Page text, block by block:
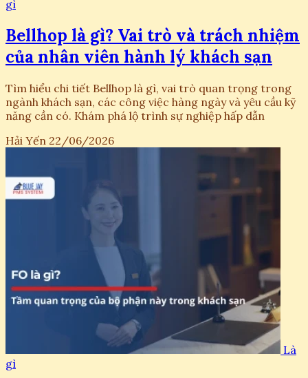
gì
Bellhop là gì? Vai trò và trách nhiệm
của nhân viên hành lý khách sạn
Tìm hiểu chi tiết Bellhop là gì, vai trò quan trọng trong
ngành khách sạn, các công việc hàng ngày và yêu cầu kỹ
năng cần có. Khám phá lộ trình sự nghiệp hấp dẫn
Hải Yến 22/06/2026
Là
gì